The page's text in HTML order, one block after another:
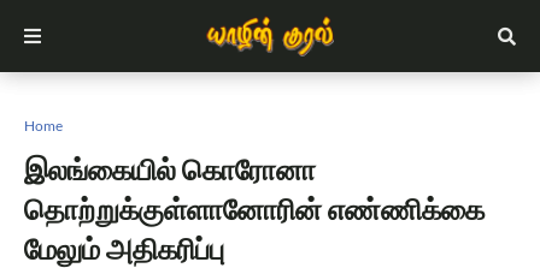
Home
இலங்கையில் கொரோனா
தொற்றுக்குள்ளானோரின் எண்ணிக்கை
மேலும் அதிகரிப்பு